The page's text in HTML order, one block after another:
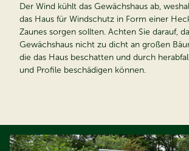
Der Wind kühlt das Gewächshaus ab,
das Haus für Windschutz in Form einer
Zaunes sorgen sollten. Achten Sie darauf,
Gewächshaus nicht zu dicht an großen
die das Haus beschatten und durch
und Profile beschädigen können.